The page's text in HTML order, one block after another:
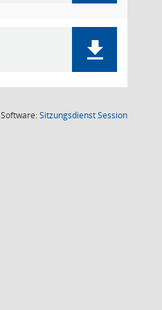
Software:SitzungsdienstSession(Wird in